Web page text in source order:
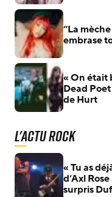
“La
embrase
« On était
Dead
de Hurt
L'actu Rock
« Tu as
d’Axl
surpris